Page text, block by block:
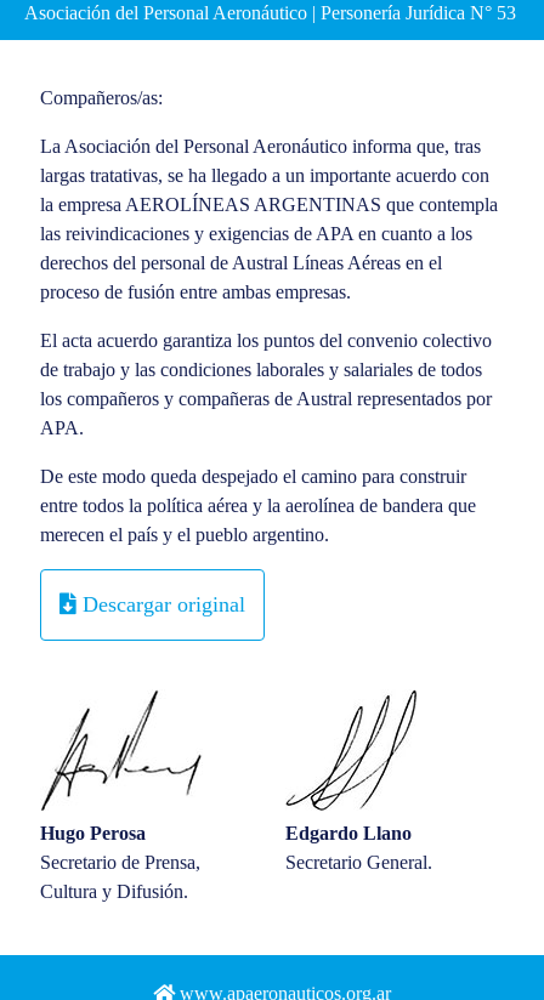
Asociación del Personal Aeronáutico | Personería Jurídica N° 53
Compañeros/as:
La Asociación del Personal Aeronáutico informa que, tras
largas tratativas, se ha llegado a un importante acuerdo con
la empresa AEROLÍNEAS ARGENTINAS que contempla
las reivindicaciones y exigencias de APA en cuanto a los
derechos del personal de Austral Líneas Aéreas en el
proceso de fusión entre ambas empresas.
El acta acuerdo garantiza los puntos del convenio colectivo
de trabajo y las condiciones laborales y salariales de todos
los compañeros y compañeras de Austral representados por
APA.
De este modo queda despejado el camino para construir
entre todos la política aérea y la aerolínea de bandera que
merecen el país y el pueblo argentino.
Descargar original
Hugo Perosa
Secretario de Prensa,
Cultura y Difusión.
Edgardo Llano
Secretario General.
www.apaeronauticos.org.ar